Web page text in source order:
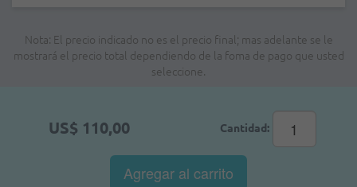
Nota: El precio indicado no es el precio final; mas adelante se le
mostrará el precio total dependiendo de la foma de pago que usted
seleccione.
US$ 110,00 Cantidad:
Agregar al carrito